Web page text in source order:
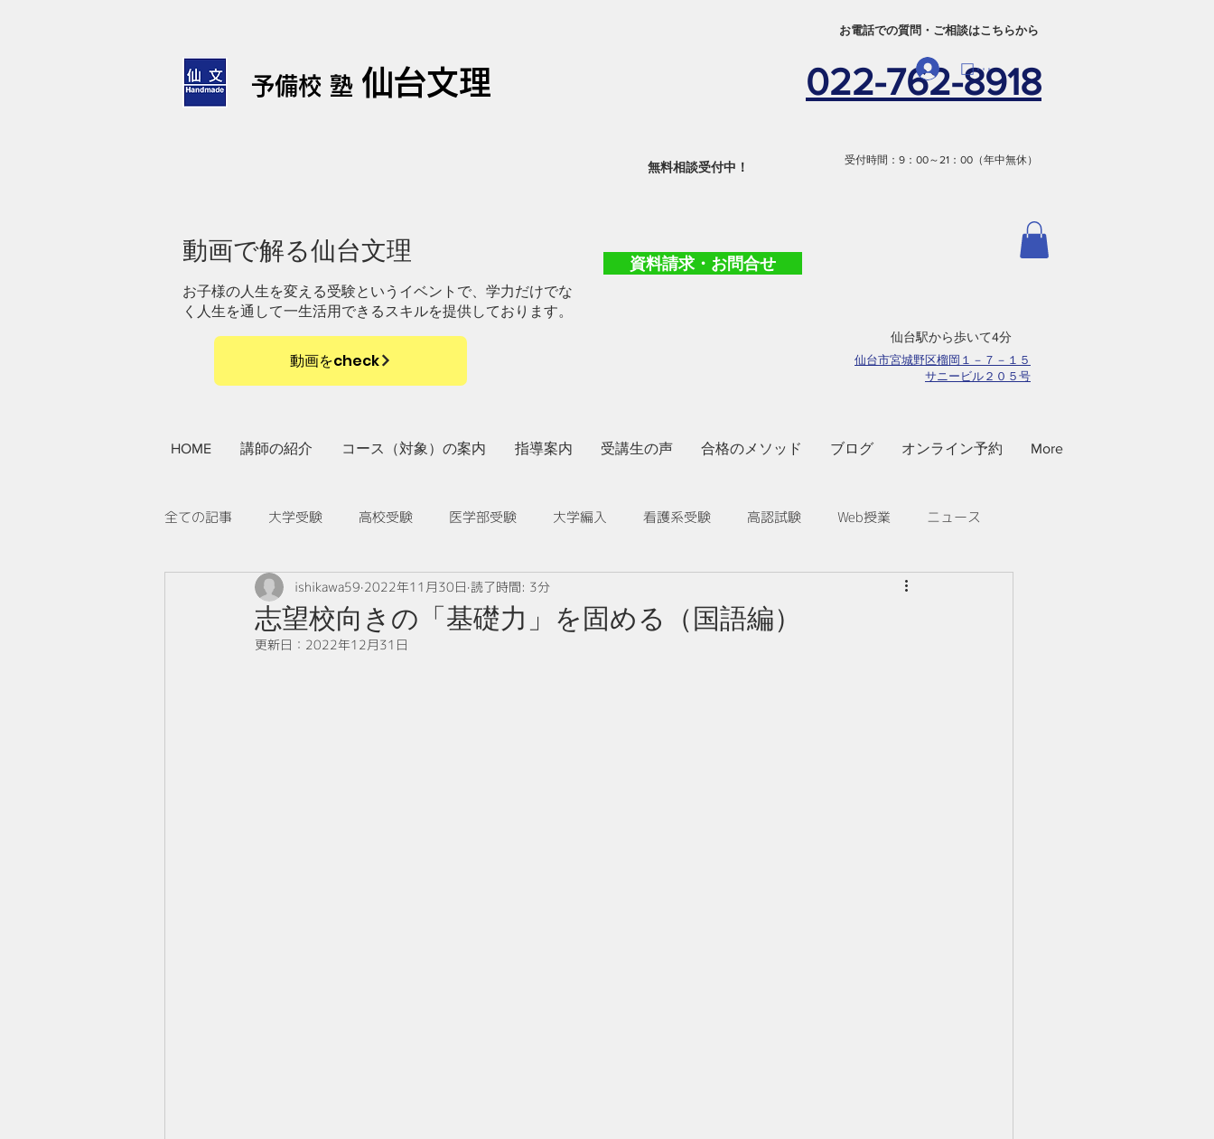
​お電話での質問・ご相談はこちらから
予備校 塾 仙台文理 022-762-8918
ログイン
​無料相談受付中！ 受付時間：9：00～21：00（年中無休）
​動画で解る仙台文理
お子様の人生を変える受験というイベントで、学力だけでな
く人生を通して一生活用できるスキルを提供しております。
資料請求・お問合せ
動画をcheck
​仙台駅から歩いて4分
仙台市宮城野区榴岡１－７－１５
サニービル２０５号
HOME 講師の紹介 コース（対象）の案内 指導案内 受講生の声 合格のメソッド ブログ オンライン予約 More
全ての記事 大学受験 高校受験 医学部受験 大学編入 看護系受験 高認試験 Web授業 ニュース
提携寮について 採用情報 TOEIC 一気に解消
志望校向きの「基礎力」を固める（国語編）
ishikawa59 2022年11月30日 読了時間: 3分
更新日： 2022年12月31日